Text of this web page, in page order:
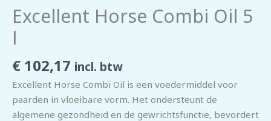
Excellent Horse Combi Oil 5
l
€ 102,17 incl. btw
Excellent Horse Combi Oil is een voedermiddel voor
paarden in vloeibare vorm. Het ondersteunt de
algemene gezondheid en de gewrichtsfunctie, bevordert